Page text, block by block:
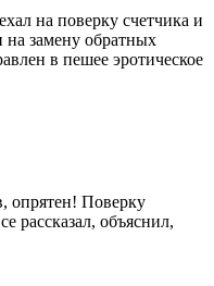
на поверку счетчика и
на замену обратных
в пешее эротическое
опрятен! Поверку
рассказал, объяснил,